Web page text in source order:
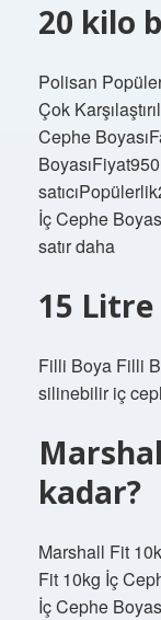
20 kilo
Polisan
Çok
Cephe
İç Cephe
satır daha
15 Litre
Filli Boya Filli
silinebilir iç
kadar?
Marshall Fit
Fit 10kg İç
İç Cephe